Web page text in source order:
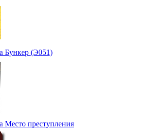
Бункер (Э051)
Место преступления